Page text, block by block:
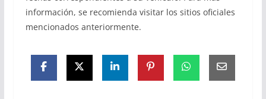
información, se recomienda visitar los sitios oficiales
mencionados anteriormente.